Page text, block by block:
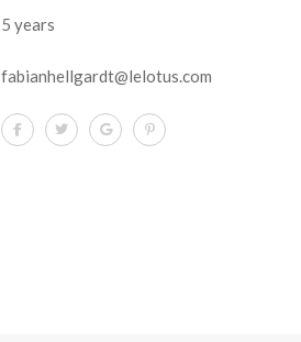
5 years
fabianhellgardt@lelotus.com